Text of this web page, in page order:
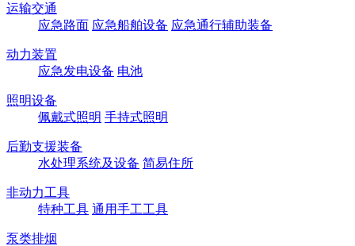
运输交通
应急路面 应急船舶设备 应急通行辅助装备
动力装置
应急发电设备 电池
照明设备
佩戴式照明 手持式照明
后勤支援装备
水处理系统及设备 简易住所
非动力工具
特种工具 通用手工工具
泵类排烟